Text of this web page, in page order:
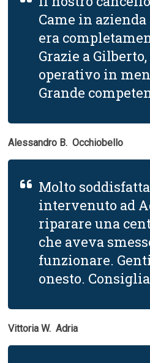
Came in
era
Grazie a
operativo in
Grande
Alessandro B.  Occhiobello
Molto
intervenuto ad
riparare una
che aveva
funzionare.
onesto.
Vittoria W.  Adria